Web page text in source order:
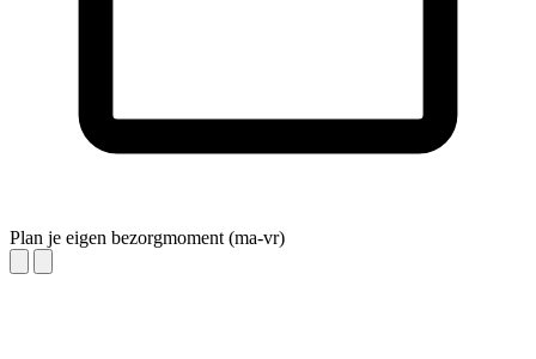
Plan je eigen bezorgmoment (ma-vr)